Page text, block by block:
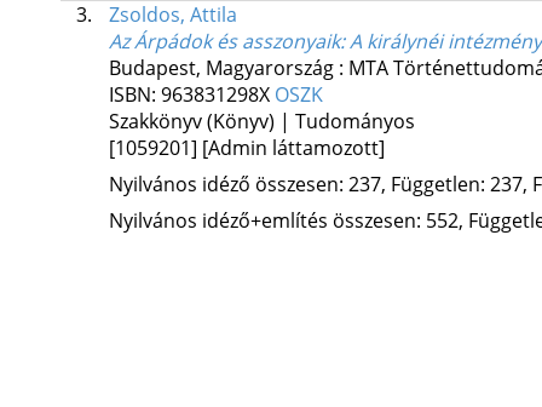
3.
Zsoldos, Attila
Az Árpádok és asszonyaik: A királynéi
Budapest, Magyarország : MTA
ISBN: 963831298X OSZK
Szakkönyv (Könyv) | Tudományos
[1059201] [Admin láttamozott]
Nyilvános idéző összesen: 237, Független: 237,
Nyilvános idéző+említés összesen: 552,